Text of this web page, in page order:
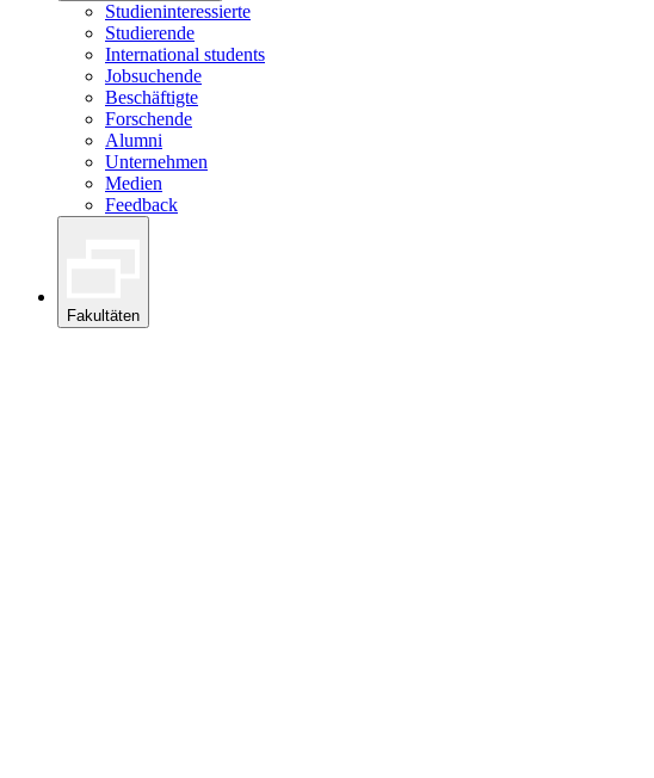
Studieninteressierte
Studierende
International students
Jobsuchende
Beschäftigte
Forschende
Alumni
Unternehmen
Medien
Feedback
Fakultäten